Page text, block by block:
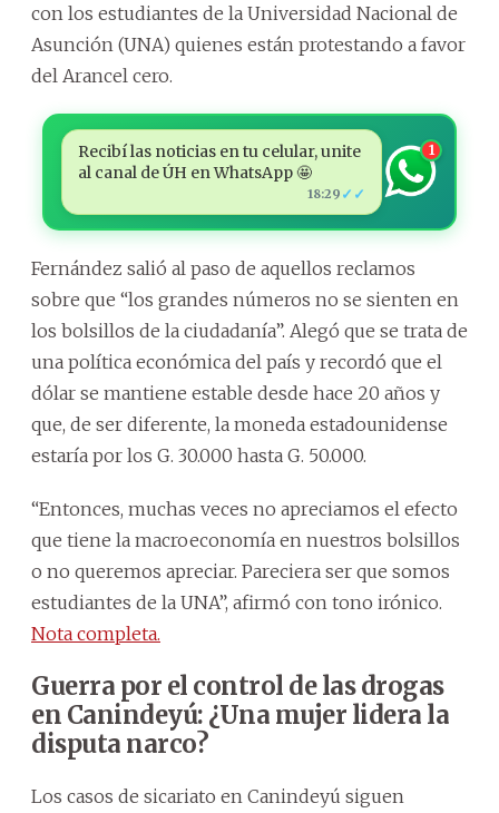
con los estudiantes de la Universidad Nacional de
Asunción (UNA) quienes están protestando a favor
del Arancel cero.
Recibí las noticias en tu celular, unite
al canal de ÚH en WhatsApp 🤩
18:29 ✓✓
1
Fernández salió al paso de aquellos reclamos
sobre que “los grandes números no se sienten en
los bolsillos de la ciudadanía”. Alegó que se trata de
una política económica del país y recordó que el
dólar se mantiene estable desde hace 20 años y
que, de ser diferente, la moneda estadounidense
estaría por los G. 30.000 hasta G. 50.000.
“Entonces, muchas veces no apreciamos el efecto
que tiene la macroeconomía en nuestros bolsillos
o no queremos apreciar. Pareciera ser que somos
estudiantes de la UNA”, afirmó con tono irónico.
Nota completa.
Guerra por el control de las drogas
en Canindeyú: ¿Una mujer lidera la
disputa narco?
Los casos de sicariato en Canindeyú siguen